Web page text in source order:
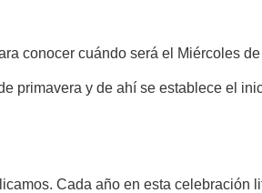
conocer cuándo será el Miércoles
primavera y de ahí se establece el
Cada año en esta celebración